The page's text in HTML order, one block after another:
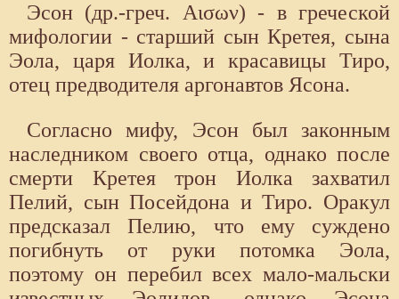
Эсон (др.-греч. Αισων) - в греческой
мифологии - старший сын Кретея, сына
Эола, ца­ря Иолка, и красавицы Тиро,
отец предводителя аргонавтов Ясона.
Согласно мифу, Эсон был законным
наследником своего отца, однако после
смерти Кретея трон Иолка захватил
Пелий, сын Посейдона и Тиро. Оракул
предсказал Пелию, что ему суждено
погибнуть от руки потом­ка Эола,
поэтому он перебил всех мало-мальски